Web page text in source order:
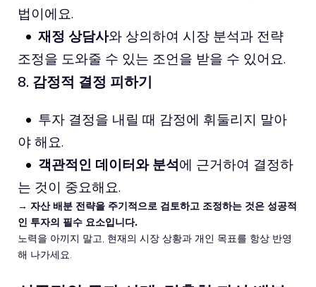
법이에요.
재정 상담사와 상의하여 시장 분석과 전략
조정을 도와줄 수 있는 조언을 받을 수 있어요.
8. 감정적 결정 피하기
투자 결정을 내릴 때 감정에 휘둘리지 말아
야 해요.
객관적인 데이터와 분석에 근거하여 결정하
는 것이 중요해요.
→ 자산 배분 전략을 주기적으로 검토하고 조정하는 것은 성공적
인 투자의 필수 요소입니다.
노력을 아끼지 말고, 현재의 시장 상황과 개인 목표를 항상 반영
해 나가세요.